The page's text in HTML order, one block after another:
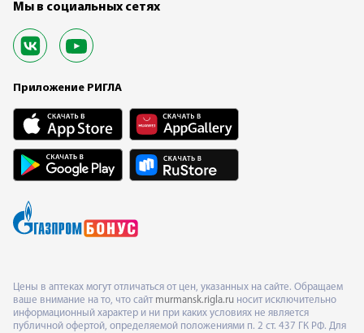
Мы в социальных сетях
Приложение РИГЛА
Цены в аптеках могут отличаться от цен, указанных на сайте. Обращаем
ваше внимание на то, что сайт murmansk.rigla.ru носит исключительно
информационный характер и ни при каких условиях не является
публичной офертой, определяемой положениями п. 2 ст. 437 ГК РФ. Для